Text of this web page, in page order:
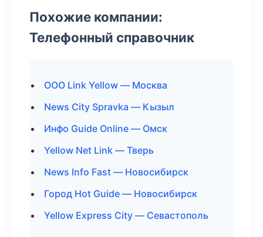
Похожие компании:
Телефонный справочник
ООО Link Yellow — Москва
News City Spravka — Кызыл
Инфо Guide Online — Омск
Yellow Net Link — Тверь
News Info Fast — Новосибирск
Город Hot Guide — Новосибирск
Yellow Express City — Севастополь